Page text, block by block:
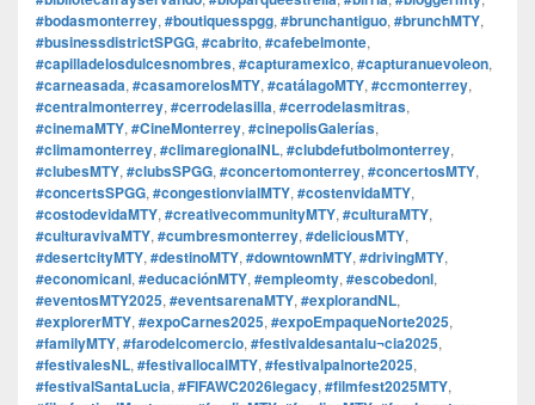
#bodasmonterrey, #boutiquesspgg, #brunchantiguo, #brunchMTY,
#businessdistrictSPGG, #cabrito, #cafebelmonte,
#capilladelosdulcesnombres, #capturamexico, #capturanuevoleon,
#carneasada, #casamorelosMTY, #catálagoMTY, #ccmonterrey,
#centralmonterrey, #cerrodelasilla, #cerrodelasmitras,
#cinemaMTY, #CineMonterrey, #cinepolisGalerías,
#climamonterrey, #climaregionalNL, #clubdefutbolmonterrey,
#clubesMTY, #clubsSPGG, #concertomonterrey, #concertosMTY,
#concertsSPGG, #congestionvialMTY, #costenvidaMTY,
#costodevidaMTY, #creativecommunityMTY, #culturaMTY,
#culturavivaMTY, #cumbresmonterrey, #deliciousMTY,
#desertcityMTY, #destinoMTY, #downtownMTY, #drivingMTY,
#economicanl, #educaciónMTY, #empleomty, #escobedonl,
#eventosMTY2025, #eventsarenaMTY, #explorandNL,
#explorerMTY, #expoCarnes2025, #expoEmpaqueNorte2025,
#familyMTY, #farodelcomercio, #festivaldesantalu¬cia2025,
#festivalesNL, #festivallocalMTY, #festivalpalnorte2025,
#festivalSantaLucia, #FIFAWC2026legacy, #filmfest2025MTY,